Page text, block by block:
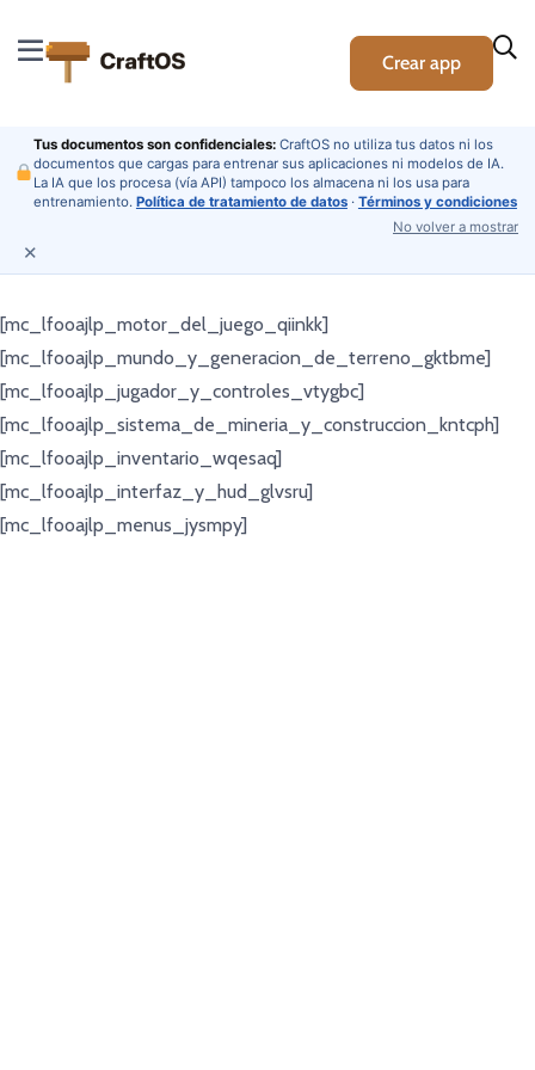
Crear app
Tus documentos son confidenciales:CraftOS no utiliza tus datos ni los
documentos que cargas para entrenar sus aplicaciones ni modelos de IA.
La IA que los procesa (vía API) tampoco los almacena ni los usa para
entrenamiento. Política de tratamiento de datos· Términos y condiciones
No volver a mostrar
✕
[mc_lfooajlp_motor_del_juego_qiinkk]
[mc_lfooajlp_mundo_y_generacion_de_terreno_gktbme]
[mc_lfooajlp_jugador_y_controles_vtygbc]
[mc_lfooajlp_sistema_de_mineria_y_construccion_kntcph]
[mc_lfooajlp_inventario_wqesaq]
[mc_lfooajlp_interfaz_y_hud_glvsru]
[mc_lfooajlp_menus_jysmpy]